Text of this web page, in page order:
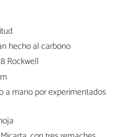
hecho al carbono
Rockwell
a mano por experimentados